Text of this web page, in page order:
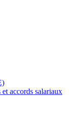
accords salariaux